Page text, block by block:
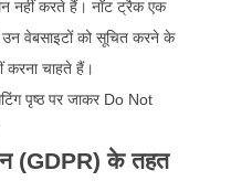
नहीं करते हैं। नॉट ट्रैक एक
वेबसाइटों को सूचित करने के
चाहते हैं।
पृष्ठ पर जाकर Do Not
(GDPR) के तहत